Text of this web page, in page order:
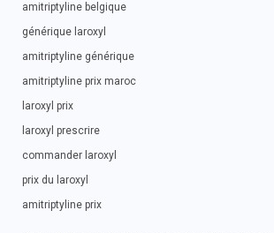
amitriptyline belgique
générique laroxyl
amitriptyline générique
amitriptyline prix maroc
laroxyl prix
laroxyl prescrire
commander laroxyl
prix du laroxyl
amitriptyline prix